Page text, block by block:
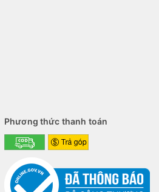
Phương thức thanh toán